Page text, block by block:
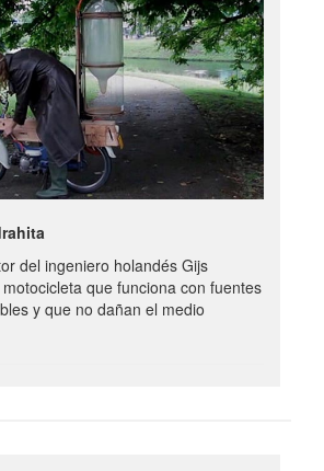
del ingeniero holandés Gijs
que funciona con fuentes
y que no dañan el medio